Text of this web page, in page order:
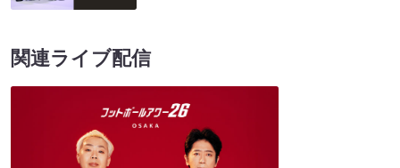
関連ライブ配信